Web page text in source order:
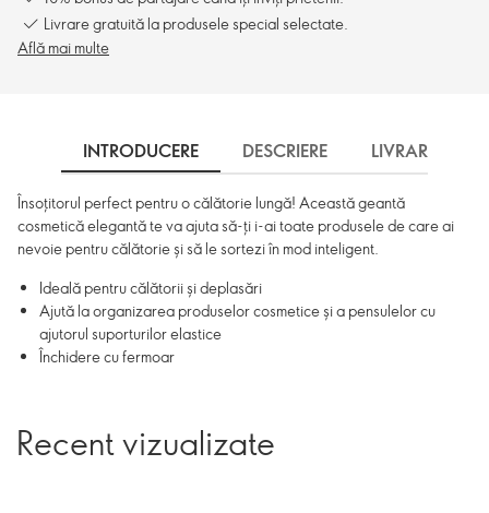
Livrare gratuită la produsele special selectate.
Află mai multe
INTRODUCERE DESCRIERE LIVRARE
Însoțitorul perfect pentru o călătorie lungă! Această geantă
cosmetică elegantă te va ajuta să-ți i-ai toate produsele de care ai
nevoie pentru călătorie și să le sortezi în mod inteligent.
Ideală pentru călătorii și deplasări
Ajută la organizarea produselor cosmetice și a pensulelor cu
ajutorul suporturilor elastice
Închidere cu fermoar
Recent vizualizate